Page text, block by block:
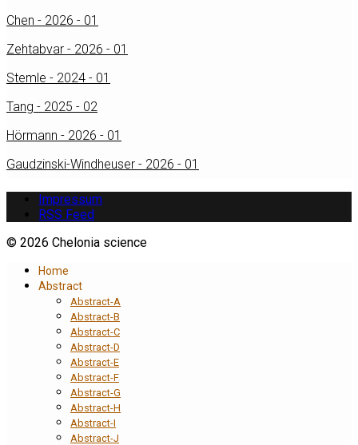
Chen - 2026 - 01
Zehtabvar - 2026 - 01
Stemle - 2024 - 01
Tang - 2025 - 02
Hörmann - 2026 - 01
Gaudzinski-Windheuser - 2026 - 01
Impressum
RSS Feed
© 2026 Chelonia science
Home
Abstract
Abstract-A
Abstract-B
Abstract-C
Abstract-D
Abstract-E
Abstract-F
Abstract-G
Abstract-H
Abstract-I
Abstract-J